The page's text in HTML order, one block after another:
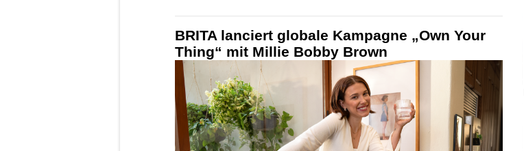
BRITA lanciert globale Kampagne „Own Your
Thing“ mit Millie Bobby Brown